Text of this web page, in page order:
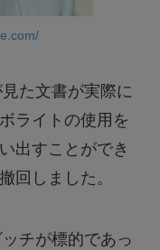
た文書が実際に
ライトの使用を
出すことができ
回しました。
チが標的であっ